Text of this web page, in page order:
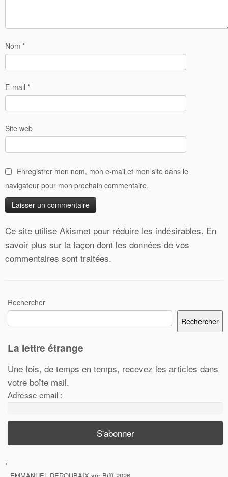
Nom *
E-mail *
Site web
Enregistrer mon nom, mon e-mail et mon site dans le
navigateur pour mon prochain commentaire.
Ce site utilise Akismet pour réduire les indésirables. En
savoir plus sur la façon dont les données de vos
commentaires sont traitées.
Rechercher
Rechercher
La lettre étrange
Une fois, de temps en temps, recevez les articles dans
votre boîte mail.
Adresse email :